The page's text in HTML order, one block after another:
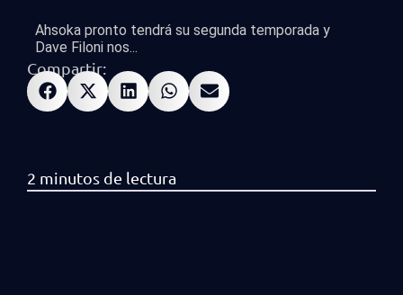
Ahsoka pronto tendrá su segunda temporada y
Dave Filoni nos...
Compartir: